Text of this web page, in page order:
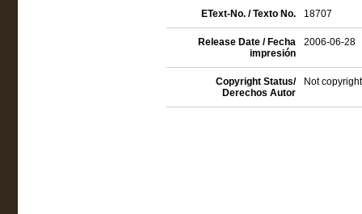
EText-No. / Texto No. 18707
Release Date / Fecha
impresión
2006-06-28
Copyright Status/
Derechos Autor
Not